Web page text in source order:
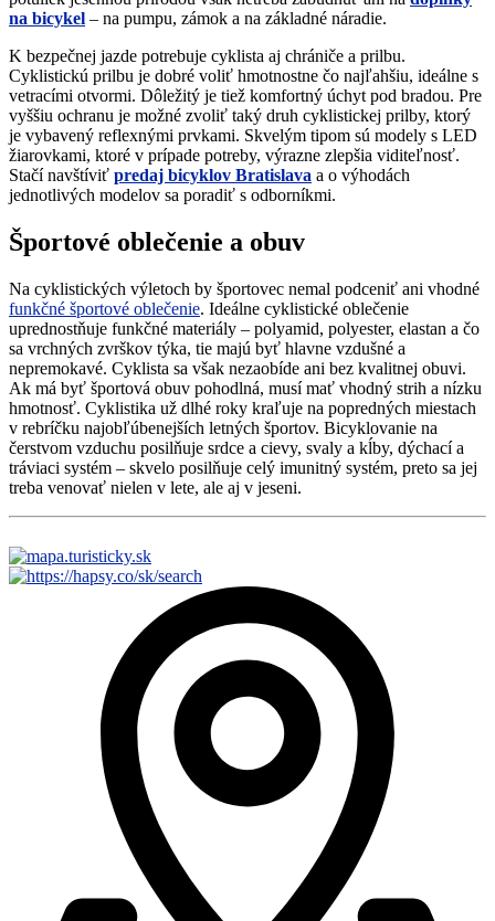
na bicykel – na pumpu, zámok a na základné náradie.
K bezpečnej jazde potrebuje cyklista aj chrániče a prilbu.
Cyklistickú prilbu je dobré voliť hmotnostne čo najľahšiu, ideálne s
vetracími otvormi. Dôležitý je tiež komfortný úchyt pod bradou. Pre
vyššiu ochranu je možné zvoliť taký druh cyklistickej prilby, ktorý
je vybavený reflexnými prvkami. Skvelým tipom sú modely s LED
žiarovkami, ktoré v prípade potreby, výrazne zlepšia viditeľnosť.
Stačí navštíviť predaj bicyklov Bratislava a o výhodách
jednotlivých modelov sa poradiť s odborníkmi.
Športové oblečenie a obuv
Na cyklistických výletoch by športovec nemal podceniť ani vhodné
funkčné športové oblečenie. Ideálne cyklistické oblečenie
uprednostňuje funkčné materiály – polyamid, polyester, elastan a čo
sa vrchných zvrškov týka, tie majú byť hlavne vzdušné a
nepremokavé. Cyklista sa však nezaobíde ani bez kvalitnej obuvi.
Ak má byť športová obuv pohodlná, musí mať vhodný strih a nízku
hmotnosť. Cyklistika už dlhé roky kraľuje na popredných miestach
v rebríčku najobľúbenejších letných športov. Bicyklovanie na
čerstvom vzduchu posilňuje srdce a cievy, svaly a kĺby, dýchací a
tráviaci systém – skvelo posilňuje celý imunitný systém, preto sa jej
treba venovať nielen v lete, ale aj v jeseni.